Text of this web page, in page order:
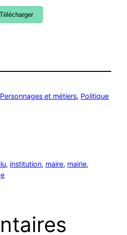
Télécharger
Personnages et métiers, Politique
, institution, maire, mairie